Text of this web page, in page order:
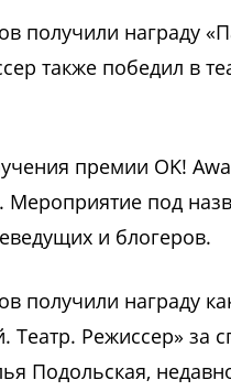
получили награду
также победил в
премии OK!
под
и блогеров.
получили награду
Режиссер» за
Подольская,